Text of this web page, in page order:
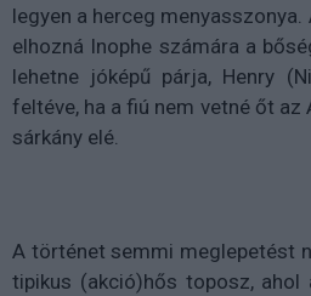
legyen a herceg
elhozná Inophe számára a
lehetne jóképű párja, Henry
feltéve, ha a fiú nem vetné őt
sárkány elé.
A történet semmi meglepetést
tipikus (akció)hős toposz,